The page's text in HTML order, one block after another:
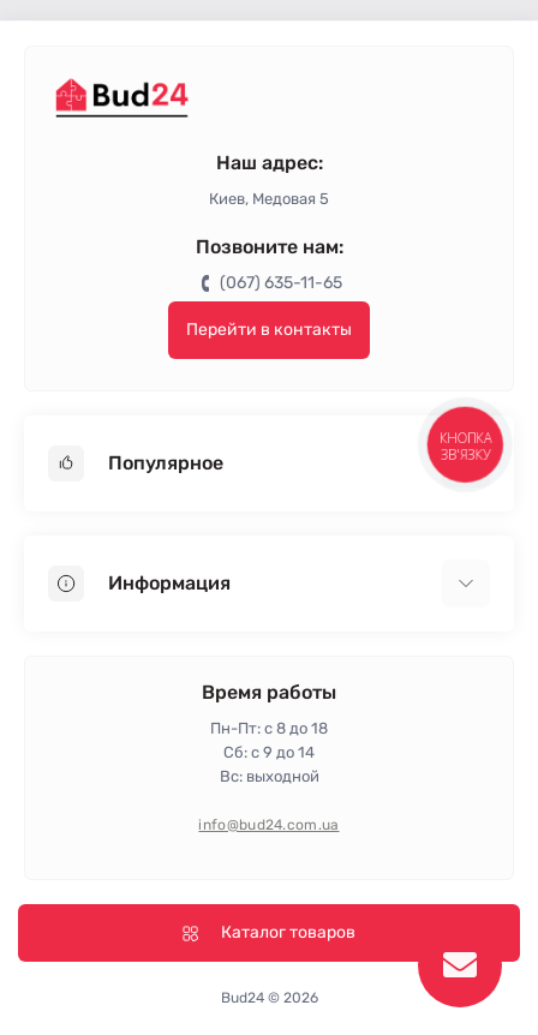
Наш адрес:
Киев, Медовая 5
Позвоните нам:
(067) 635-11-65
Перейти в контакты
Популярное
Пенопласт
Информация
Политика конфиденциальности
Время работы
Пн-Пт: с 8 до 18
Сб: с 9 до 14
Вс: выходной
info@bud24.com.ua
Каталог товаров
Bud24 © 2026
КНОПКА
ЗВ'ЯЗКУ